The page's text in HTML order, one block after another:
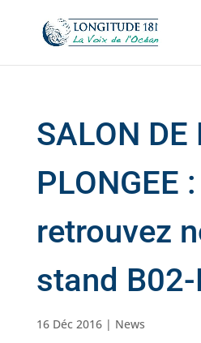
SALON DE
PLONGEE :
retrouvez
stand
16 Déc 2016| News